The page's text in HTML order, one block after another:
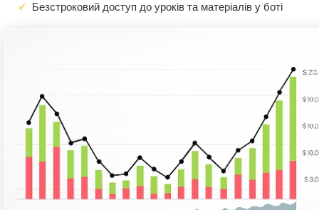
Безстроковий доступ до уроків та матеріалів у боті